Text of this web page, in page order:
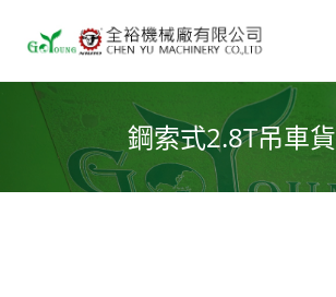
鋼索式2.8T吊車